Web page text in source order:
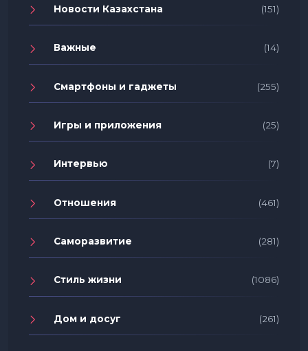
Новости Казахстана (151)
Важные (14)
Смартфоны и гаджеты (255)
Игры и приложения (25)
Интервью (7)
Отношения (461)
Саморазвитие (281)
Стиль жизни (1086)
Дом и досуг (261)